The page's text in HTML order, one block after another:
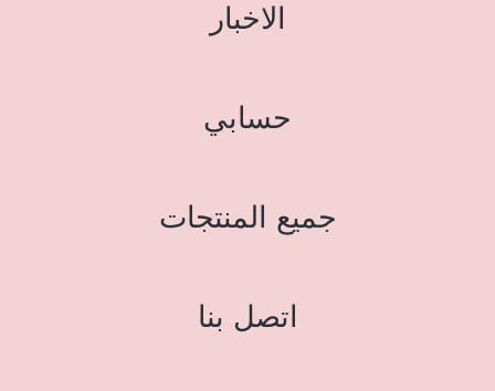
الاخبار
حسابي
جميع المنتجات
اتصل بنا